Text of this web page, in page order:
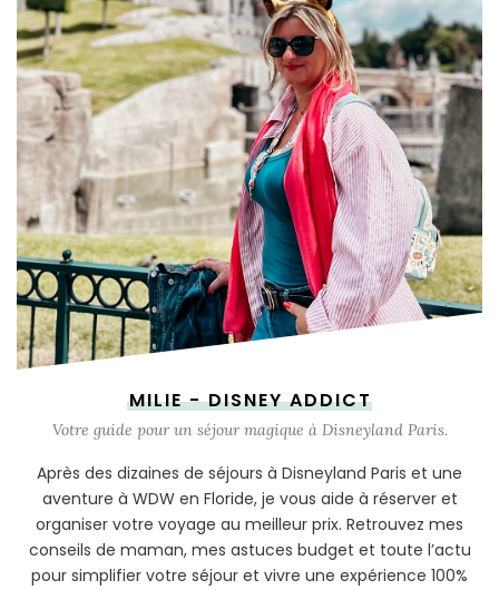
MILIE - DISNEY ADDICT
Votre guide pour un séjour magique à Disneyland Paris.
Après des dizaines de séjours à Disneyland Paris et une
aventure à WDW en Floride, je vous aide à réserver et
organiser votre voyage au meilleur prix. Retrouvez mes
conseils de maman, mes astuces budget et toute l’actu
pour simplifier votre séjour et vivre une expérience 100%